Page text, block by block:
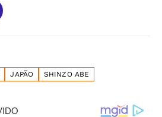
JAPÃO SHINZO ABE